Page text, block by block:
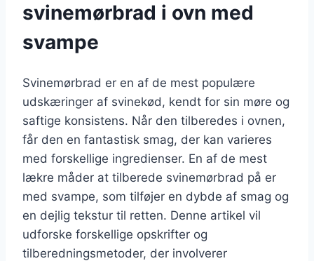
svinemørbrad i ovn med
svampe
Svinemørbrad er en af de mest populære
udskæringer af svinekød, kendt for sin møre og
saftige konsistens. Når den tilberedes i ovnen,
får den en fantastisk smag, der kan varieres
med forskellige ingredienser. En af de mest
lækre måder at tilberede svinemørbrad på er
med svampe, som tilføjer en dybde af smag og
en dejlig tekstur til retten. Denne artikel vil
udforske forskellige opskrifter og
tilberedningsmetoder, der involverer